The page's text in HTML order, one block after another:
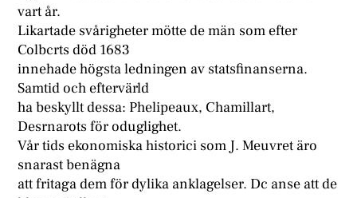
vart år.
Likartade svårigheter mötte de män som efter
Colbcrts död 1683
innehade högsta ledningen av statsfinanserna.
Samtid och eftervärld
ha beskyllt dessa: Phelipeaux, Chamillart,
Desrnarots för oduglighet.
Vår tids ekonomiska historici som J. Meuvret äro
snarast benägna
att fritaga dem för dylika anklagelser. Dc anse att de